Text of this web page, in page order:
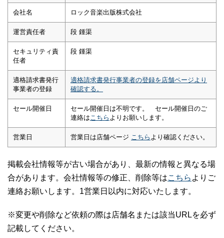
会社名 ロック音楽出版株式会社
運営責任者 段 鍾渠
セキュリティ責
任者
段 鍾渠
適格請求書発行
事業者の登録
適格請求書発行事業者の登録を店舗ページより
確認する。
セール開催日
セール開催日は不明です。 セール開催日のご
連絡は こちら よりお願いします。
営業日 営業日は店舗ページ こちら より確認ください。
掲載会社情報等が古い場合があり、最新の情報と異なる場
合があります。会社情報等の修正、削除等はこちら よりご
連絡お願いします。1営業日以内に対応いたします。
※変更や削除など依頼の際は店舗名または該当URLを必ず
記載してください。